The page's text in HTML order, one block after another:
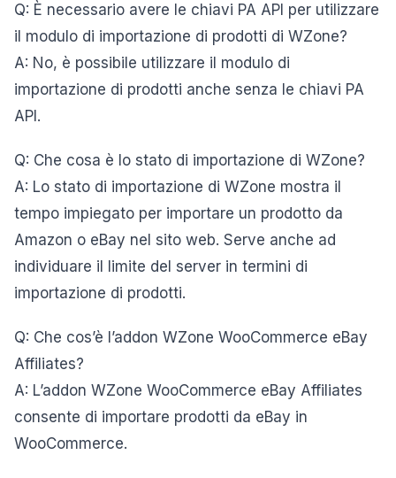
Q: È necessario avere le chiavi PA API per utilizzare
il modulo di importazione di prodotti di WZone?
A: No, è possibile utilizzare il modulo di
importazione di prodotti anche senza le chiavi PA
API.
Q: Che cosa è lo stato di importazione di WZone?
A: Lo stato di importazione di WZone mostra il
tempo impiegato per importare un prodotto da
Amazon o eBay nel sito web. Serve anche ad
individuare il limite del server in termini di
importazione di prodotti.
Q: Che cos’è l’addon WZone WooCommerce eBay
Affiliates?
A: L’addon WZone WooCommerce eBay Affiliates
consente di importare prodotti da eBay in
WooCommerce.